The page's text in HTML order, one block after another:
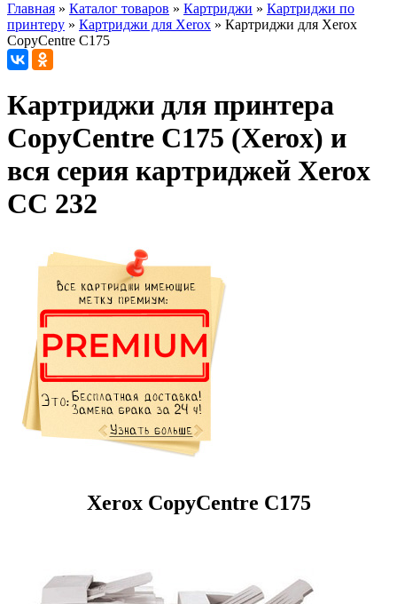
Главная » Каталог товаров » Картриджи » Картриджи по
принтеру » Картриджи для Xerox » Картриджи для Xerox
CopyCentre C175
Картриджи для принтера
CopyCentre C175 (Xerox) и
вся серия картриджей Xerox
CC 232
Xerox CopyCentre C175